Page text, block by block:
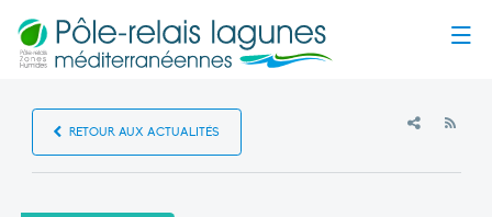
RETOUR AUX ACTUALITÉS